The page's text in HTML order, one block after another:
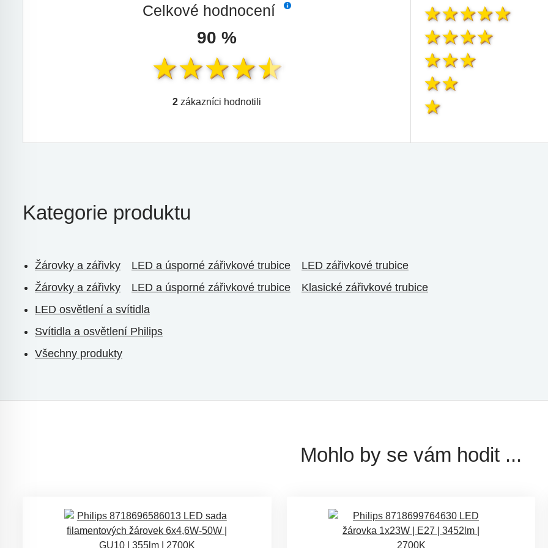
Celkové hodnocení
90 %
2 zákazníci hodnotili
Kategorie produktu
Žárovky a zářivky LED a úsporné zářivkové trubice
LED zářivkové trubice
Žárovky a zářivky
LED a úsporné zářivkové trubice
Klasické zářivkové trubice
LED osvětlení a svítidla
Svítidla a osvětlení Philips
Všechny produkty
Mohlo by se vám hodit ...